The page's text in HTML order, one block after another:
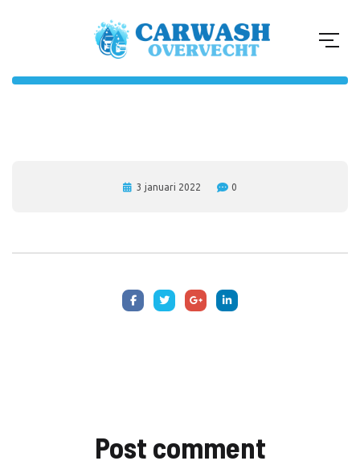
3 januari 2022 0
Post comment